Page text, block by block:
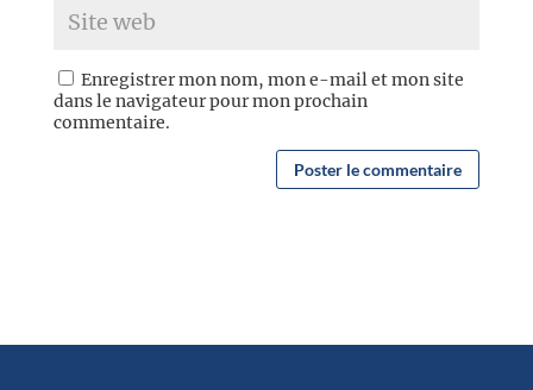
Enregistrer mon nom, mon e-mail et mon site
dans le navigateur pour mon prochain
commentaire.